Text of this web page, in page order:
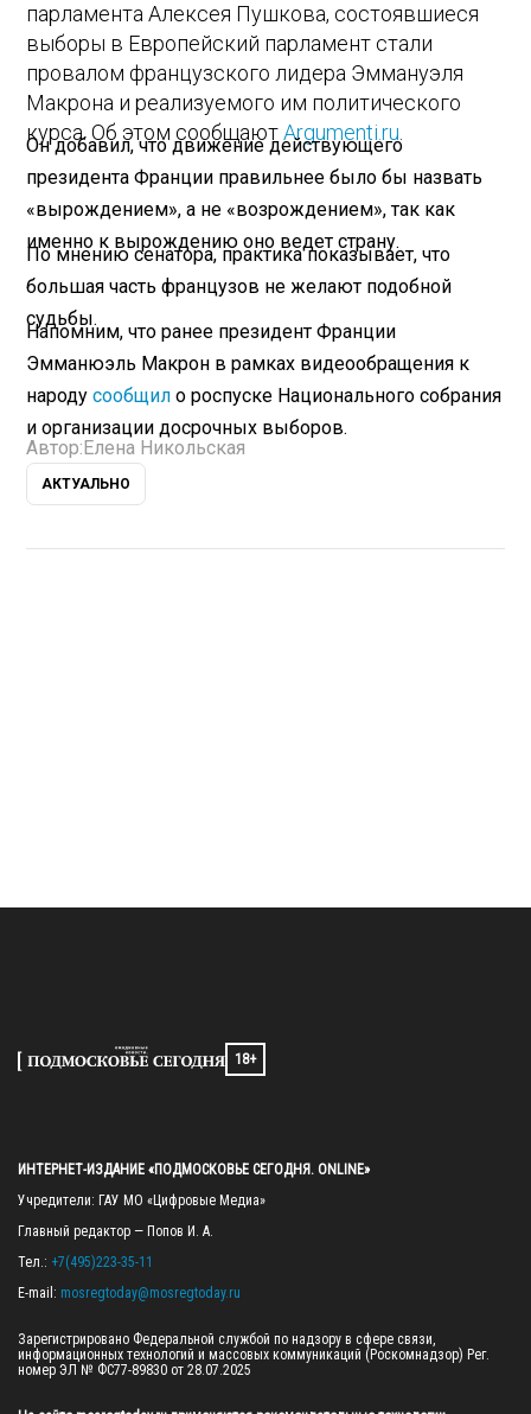
парламента Алексея Пушкова, состоявшиеся
выборы в Европейский парламент стали
провалом французского лидера Эммануэля
Макрона и реализуемого им политического
курса. Об этом сообщаютArgumenti.ru
Он добавил, что движение действующего
президента Франции правильнее было бы назвать
«вырождением», а не «возрождением», так как
именно к вырождению оно ведет страну.
По мнению сенатора, практика показывает, что
большая часть французов не желают подобной
судьбы.
Напомним, что ранее президент Франции
Эмманюэль Макрон в рамках видеообращения к
народусообщил о роспуске Национального собрания
и организации досрочных выборов.
Автор:Елена Никольская
АКТУАЛЬНО
18+
ИНТЕРНЕТ-ИЗДАНИЕ «ПОДМОСКОВЬЕ СЕГОДНЯ. ONLINE»
Учредители: ГАУ МО «Цифровые Медиа»
Главный редактор — Попов И. А.
Тел.: +7(495)223-35-11
E-mail: mosregtoday@mosregtoday.ru
Зарегистрировано Федеральной службой по надзору в сфере связи,
информационных технологий и массовых коммуникаций (Роскомнадзор) Рег.
номер ЭЛ № ФС77-89830 от 28.07.2025